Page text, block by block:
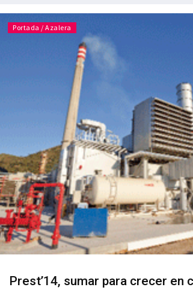
Portada / Azalera
Prest’14, sumar para crecer en